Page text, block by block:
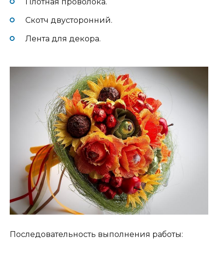
Скотч двусторонний.
Лента для декора.
Последовательность выполнения работы: